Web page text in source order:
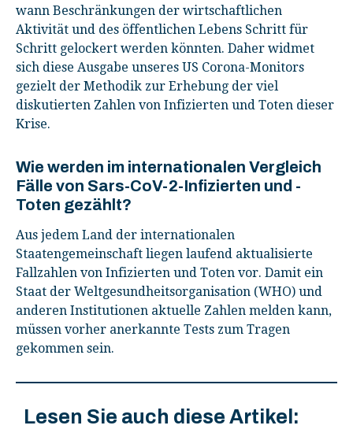
wann Beschränkungen der wirtschaftlichen
Aktivität und des öffentlichen Lebens Schritt für
Schritt gelockert werden könnten. Daher widmet
sich diese Ausgabe unseres US Corona-Monitors
gezielt der Methodik zur Erhebung der viel
diskutierten Zahlen von Infizierten und Toten dieser
Krise.
Wie werden im internationalen Vergleich
Fälle von Sars-CoV-2-Infizierten und -
Toten gezählt?
Aus jedem Land der internationalen
Staatengemeinschaft liegen laufend aktualisierte
Fallzahlen von Infizierten und Toten vor. Damit ein
Staat der Weltgesundheitsorganisation (WHO) und
anderen Institutionen aktuelle Zahlen melden kann,
müssen vorher anerkannte Tests zum Tragen
gekommen sein.
Lesen Sie auch diese Artikel: